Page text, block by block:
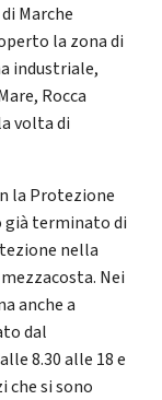
Marche
la zona di
industriale,
Rocca
volta di
la Protezione
già terminato di
nella
Nei
anche a
dal
8.30 alle 18 e
che si sono